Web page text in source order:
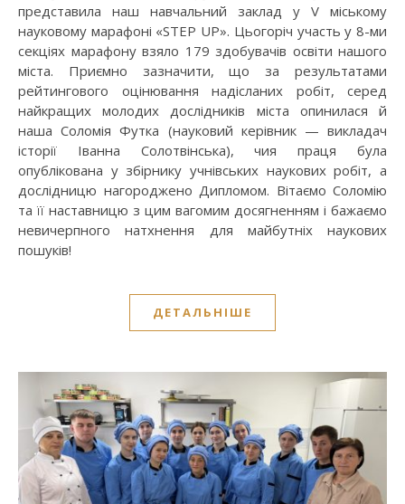
представила наш навчальний заклад у V міському
науковому марафоні «STEP UP». Цьогоріч участь у 8-ми
секціях марафону взяло 179 здобувачів освіти нашого
міста. Приємно зазначити, що за результатами
рейтингового оцінювання надісланих робіт, серед
найкращих молодих дослідників міста опинилася й
наша Соломія Футка (науковий керівник — викладач
історії Іванна Солотвінська), чия праця була
опублікована у збірнику учнівських наукових робіт, а
дослідницю нагороджено Дипломом. ​Вітаємо Соломію
та її наставницю з цим вагомим досягненням і бажаємо
невичерпного натхнення для майбутніх наукових
пошуків!
ДЕТАЛЬНІШЕ